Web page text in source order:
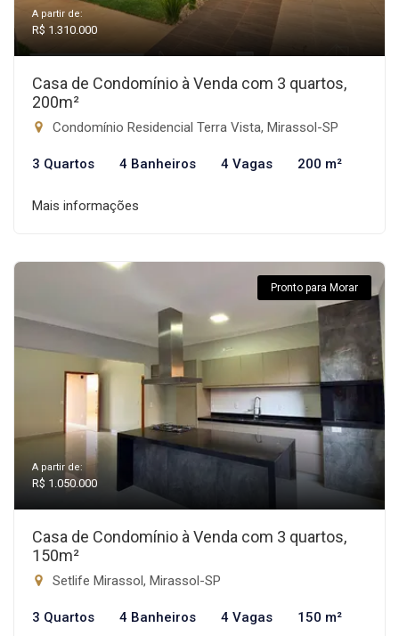
A partir de:
R$ 1.310.000
Casa de Condomínio à Venda com 3 quartos,
200m²
Condomínio Residencial Terra Vista, Mirassol-SP
3 Quartos 4 Banheiros 4 Vagas 200 m²
Mais informações
Pronto para Morar
A partir de:
R$ 1.050.000
Casa de Condomínio à Venda com 3 quartos,
150m²
Setlife Mirassol, Mirassol-SP
3 Quartos 4 Banheiros 4 Vagas 150 m²